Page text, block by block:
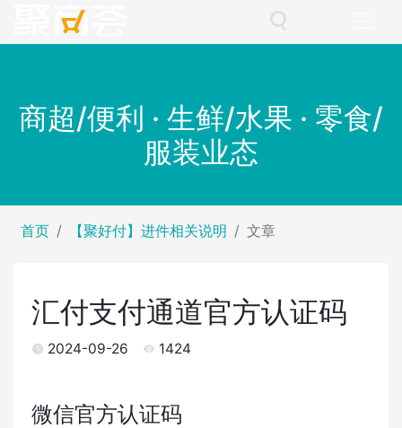
商超/便利 · 生鲜/水果 · 零食/
服装业态
首页 【聚好付】进件相关说明 文章
汇付支付通道官方认证码
2024-09-26 1424
微信官方认证码